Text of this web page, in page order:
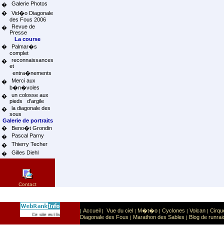
�
Galerie Photos
�
Vid�o Diagonale
des Fous 2006
�
Revue de
Presse
La course
�
Palmar�s
complet
�
reconnaissances
et
entra�nements
�
Merci aux
b�n�voles
�
un colosse aux
pieds d'argile
�
la diagonale des
sous
Galerie de portraits
�
Beno�t Grondin
�
Pascal Parny
�
Thierry Techer
�
Gilles Diehl
Contact
Ce site est list� dans la cat�gorie Sport: Sports extr�mes
| Accueil | Vue du ciel | M�t�o | Cyclones | Volcan |
Diagonale des Fous | Marathon des Sables | Blog de